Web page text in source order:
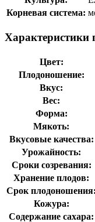
Корневая система:
Характеристики
Цвет:
Плодоношение:
Вкус:
Вес:
Форма:
Мякоть:
Вкусовые качества:
Урожайность:
Сроки созревания:
Хранение плодов:
Срок плодоношения:
Кожура:
Содержание сахара: